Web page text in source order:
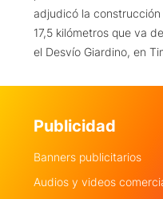
adjudicó la
17,5 kilómetros que va
el Desvío Giardino, en
Publicidad
Banners publicitarios
Audios y videos